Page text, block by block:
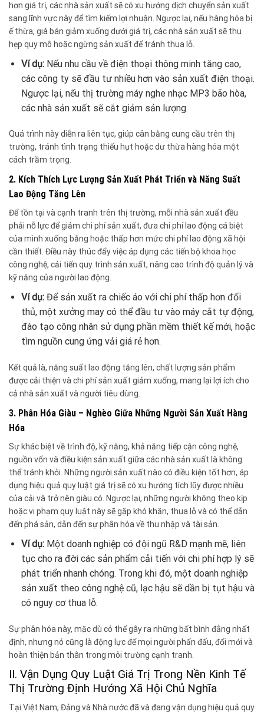
hơn giá trị, các nhà sản xuất sẽ có xu hướng dịch chuyển sản xuất
sang lĩnh vực này để tìm kiếm lợi nhuận. Ngược lại, nếu hàng hóa bị
ế thừa, giá bán giảm xuống dưới giá trị, các nhà sản xuất sẽ thu
hẹp quy mô hoặc ngừng sản xuất để tránh thua lỗ.
Ví dụ:Nếu nhu cầu về điện thoại thông minh tăng cao,
các công ty sẽ đầu tư nhiều hơn vào sản xuất điện thoại.
Ngược lại, nếu thị trường máy nghe nhạc MP3 bão hòa,
các nhà sản xuất sẽ cắt giảm sản lượng.
Quá trình này diễn ra liên tục, giúp cân bằng cung cầu trên thị
trường, tránh tình trạng thiếu hụt hoặc dư thừa hàng hóa một
cách trầm trọng.
2. Kích Thích Lực Lượng Sản Xuất Phát Triển và Năng Suất
Lao Động Tăng Lên
Để tồn tại và cạnh tranh trên thị trường, mỗi nhà sản xuất đều
phải nỗ lực để giảm chi phí sản xuất, đưa chi phí lao động cá biệt
của mình xuống bằng hoặc thấp hơn mức chi phí lao động xã hội
cần thiết. Điều này thúc đẩy việc áp dụng các tiến bộ khoa học
công nghệ, cải tiến quy trình sản xuất, nâng cao trình độ quản lý và
kỹ năng của người lao động.
Ví dụ:Để sản xuất ra chiếc áo với chi phí thấp hơn đối
thủ, một xưởng may có thể đầu tư vào máy cắt tự động,
đào tạo công nhân sử dụng phần mềm thiết kế mới, hoặc
tìm nguồn cung ứng vải giá rẻ hơn.
Kết quả là, năng suất lao động tăng lên, chất lượng sản phẩm
được cải thiện và chi phí sản xuất giảm xuống, mang lại lợi ích cho
cả nhà sản xuất và người tiêu dùng.
3. Phân Hóa Giàu – Nghèo Giữa Những Người Sản Xuất Hàng
Hóa
Sự khác biệt về trình độ, kỹ năng, khả năng tiếp cận công nghệ,
nguồn vốn và điều kiện sản xuất giữa các nhà sản xuất là không
thể tránh khỏi. Những người sản xuất nào có điều kiện tốt hơn, áp
dụng hiệu quả quy luật giá trị sẽ có xu hướng tích lũy được nhiều
của cải và trở nên giàu có. Ngược lại, những người không theo kịp
hoặc vi phạm quy luật này sẽ gặp khó khăn, thua lỗ và có thể dẫn
đến phá sản, dẫn đến sự phân hóa về thu nhập và tài sản.
Ví dụ:Một doanh nghiệp có đội ngũ R&D mạnh mẽ, liên
tục cho ra đời các sản phẩm cải tiến với chi phí hợp lý sẽ
phát triển nhanh chóng. Trong khi đó, một doanh nghiệp
sản xuất theo công nghệ cũ, lạc hậu sẽ dần bị tụt hậu và
có nguy cơ thua lỗ.
Sự phân hóa này, mặc dù có thể gây ra những bất bình đẳng nhất
định, nhưng nó cũng là động lực để mọi người phấn đấu, đổi mới và
hoàn thiện bản thân trong môi trường cạnh tranh.
II. Vận Dụng Quy Luật Giá Trị Trong Nền Kinh Tế
Thị Trường Định Hướng Xã Hội Chủ Nghĩa
Tại Việt Nam, Đảng và Nhà nước đã và đang vận dụng hiệu quả quy